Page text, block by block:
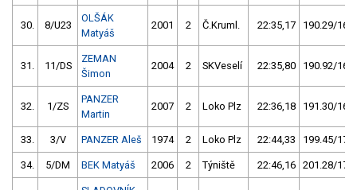
30. 8/U23
OLŠÁK
Matyáš
2001 2 Č.Kruml. 22:35,17 190.29/16,3
31. 11/DS
ZEMAN
Šimon
2004 2 SKVeselí 22:35,80 190.92/16,4
32. 1/ZS
PANZER
Martin
2007 2 Loko Plz 22:36,18 191.30/16,4
33. 3/V PANZER Aleš 1974 2 Loko Plz 22:44,33 199.45/17,1
34. 5/DM BEK Matyáš 2006 2 Týniště 22:46,16 201.28/17,3